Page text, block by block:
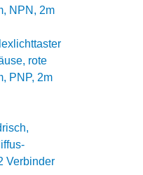
NPN, 2m
rote
PNP, 2m
Verbinder